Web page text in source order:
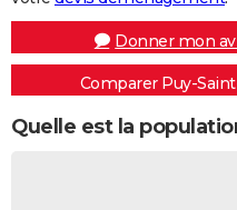
Donner mon
Comparer Puy-
Quelle est la